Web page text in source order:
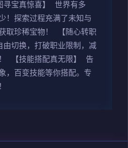
寻宝真惊喜】 世界有多
！探索过程充满了未知与
取珍稀宝物！ 【随心转职
切换，打破职业限制，减
【技能搭配真无限】 告
，百变技能等你搭配。专